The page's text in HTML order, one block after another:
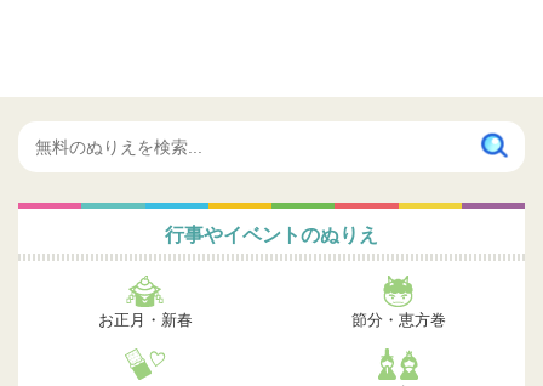
行事やイベントのぬりえ
お正月・新春 節分・恵方巻